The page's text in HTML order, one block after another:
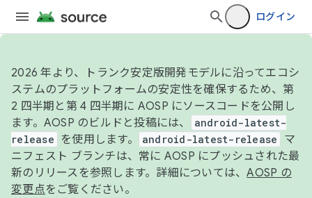
ログイン
2026 年より、トランク安定版開発モデルに沿ってエコシ
ステムのプラットフォームの安定性を確保するため、第
2 四半期と第 4 四半期に AOSP にソースコードを公開し
ます。AOSP のビルドと投稿には、
android-latest-
release
を使用します。 android-latest-release
マ
ニフェスト ブランチは、常に AOSP にプッシュされた最
新のリリースを参照します。詳細については、AOSP の
変更点をご覧ください。